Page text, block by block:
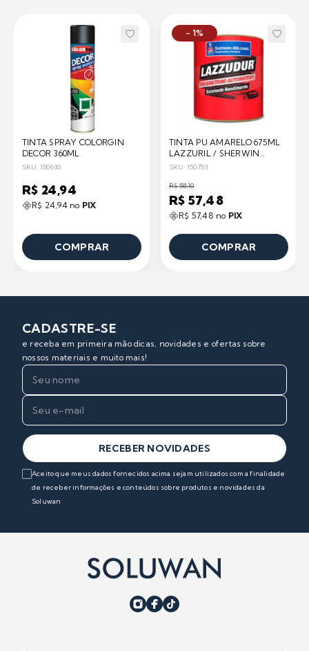
TINTA SPRAY COLORGIN
DECOR 360ML
SKU: 150630
R$ 24,94
R$ 24,94 no PIX
COMPRAR
TINTA PU AMARELO 675ML
LAZZURIL / SHERWIN
WILLIAMS
SKU: 150753
R$ 58,10
R$ 57,48
R$ 57,48 no PIX
- 1%
COMPRAR
CADASTRE-SE
e receba em primeira mão dicas, novidades e ofertas sobre
nossos materiais e muito mais!
RECEBER NOVIDADES
Aceito que meus dados fornecidos acima sejam utilizados com a finalidade
de receber informações e conteúdos sobre produtos e novidades da
Soluwan